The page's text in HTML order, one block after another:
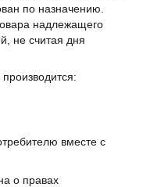
по назначению.
надлежащего
не считая дня
вместе с
о правах